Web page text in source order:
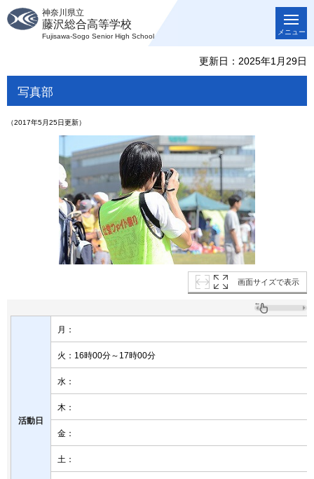
神奈川県立
藤沢総合高等学校
Fujisawa-Sogo Senior High School
メニュー
更新日：2025年1月29日
写真部
（2017年5月25日更新）
画面サイズで表示
活動日
月：
火：16時00分～17時00分
水：
木：
金：
土：